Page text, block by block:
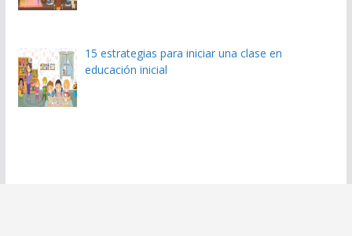
15 estrategias para iniciar una clase en
educación inicial